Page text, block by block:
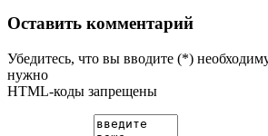
Оставить комментарий
Убедитесь, что вы вводите (*)
нужно
HTML-коды запрещены